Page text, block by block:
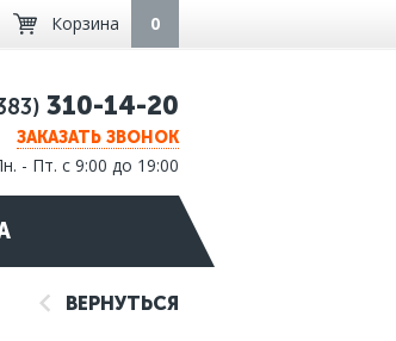
Корзина 0
310-14-20
ЗАКАЗАТЬ ЗВОНОК
- Пт. с 9:00 до 19:00
ВЕРНУТЬСЯ